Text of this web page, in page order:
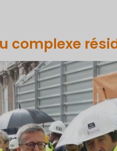
complexe